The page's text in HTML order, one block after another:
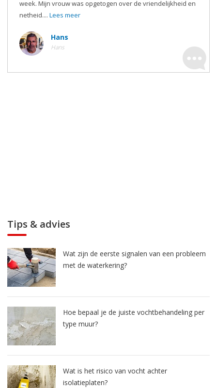
week. Mijn vrouw was opgetogen over de vriendelijkheid en
netheid.... Lees meer
Hans
Hans
Tips & advies
Wat zijn de eerste signalen van een probleem
met de waterkering?
Hoe bepaal je de juiste vochtbehandeling per
type muur?
Wat is het risico van vocht achter
isolatieplaten?